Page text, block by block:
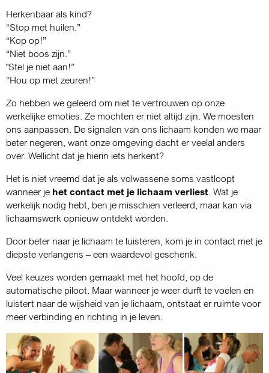
Herkenbaar als kind?
“Stop met huilen.”
“Kop op!”
“Niet boos zijn.”
"Stel je niet aan!”
“Hou op met zeuren!”
Zo hebben we geleerd om niet te vertrouwen op onze
werkelijke emoties. Ze mochten er niet altijd zijn. We moesten
ons aanpassen. De signalen van ons lichaam konden we maar
beter negeren, want onze omgeving dacht er veelal anders
over. Wellicht dat je hierin iets herkent?
Het is niet vreemd dat je als volwassene soms vastloopt
wanneer je het contact met je lichaam verliest. Wat je
werkelijk nodig hebt, ben je misschien verleerd, maar kan via
lichaamswerk opnieuw ontdekt worden.
Door beter naar je lichaam te luisteren, kom je in contact met je
diepste verlangens – een waardevol geschenk.
Veel keuzes worden gemaakt met het hoofd, op de
automatische piloot. Maar wanneer je weer durft te voelen en
luistert naar de wijsheid van je lichaam, ontstaat er ruimte voor
meer verbinding en richting in je leven.